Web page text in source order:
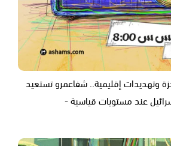
وتهديدات إقليمية.. شفاعمرو تستعيد
عند مستويات قياسية -